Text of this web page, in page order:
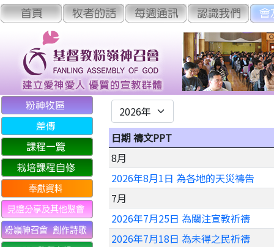
日期 禱文PPT
8月
2026年8月1日 為各地的天災禱告
7月
2026年7月25日 為關注宣教祈禱
2026年7月18日 為未得之民祈禱